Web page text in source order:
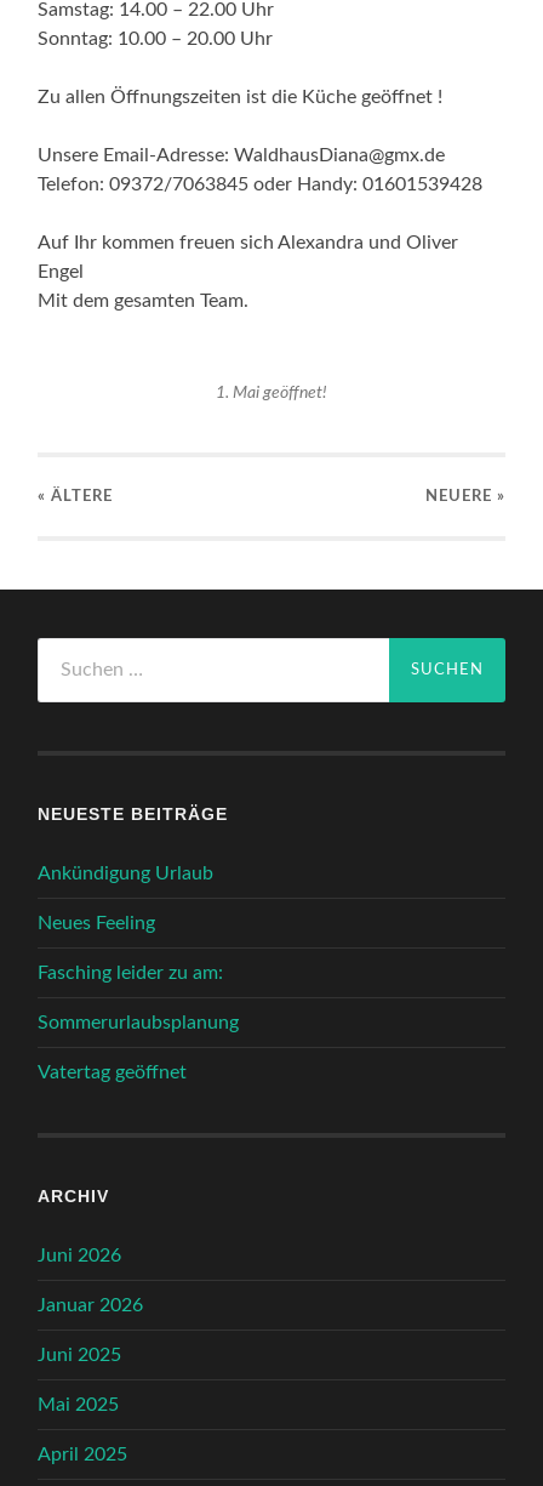
Samstag: 14.00 – 22.00 Uhr
Sonntag: 10.00 – 20.00 Uhr
Zu allen Öffnungszeiten ist die Küche geöffnet !
Unsere Email-Adresse: WaldhausDiana@gmx.de
Telefon: 09372/7063845 oder Handy: 01601539428
Auf Ihr kommen freuen sich Alexandra und Oliver
Engel
Mit dem gesamten Team.
1. Mai geöffnet!
« ÄLTERE NEUERE »
nach:
NEUESTE BEITRÄGE
Ankündigung Urlaub
Neues Feeling
Fasching leider zu am:
Sommerurlaubsplanung
Vatertag geöffnet
ARCHIV
Juni 2026
Januar 2026
Juni 2025
Mai 2025
April 2025